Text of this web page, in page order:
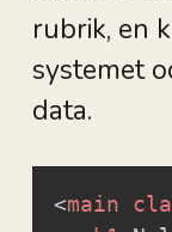
rubrik, en
systemet
data.
<main